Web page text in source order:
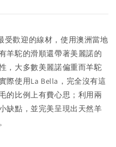
受歡迎的線材，使用澳洲當地
羊駝的滑順還帶著美麗諾的
，大多數美麗諾偏重而羊駝
際使用La Bella，完全沒有這
的比例上有費心思；利用兩
缺點，並完美呈現出天然羊